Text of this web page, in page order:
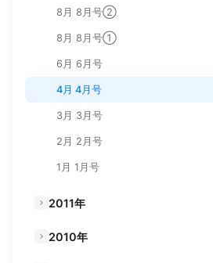
8月 8月号②
8月 8月号①
6月 6月号
4月 4月号
3月 3月号
2月 2月号
1月 1月号
2011年
2010年